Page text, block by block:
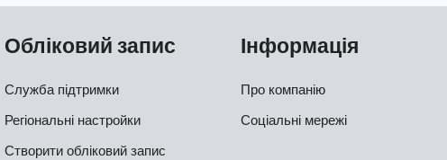
Обліковий запис
Служба підтримки
Регіональні настройки
Створити обліковий запис
Інформація
Про компанію
Соціальні мережі